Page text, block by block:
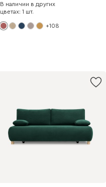
В наличии в других
цветах: 1 шт.
+108